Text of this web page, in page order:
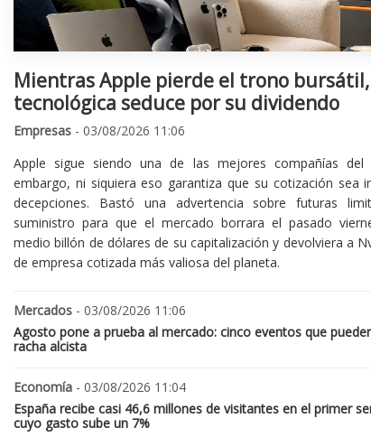
Mientras Apple pierde el trono
tecnológica seduce por su dividendo
Empresas - 03/08/2026 11:06
Apple sigue siendo una de las mejores compañías del
embargo, ni siquiera eso garantiza que su cotización sea
decepciones. Bastó una advertencia sobre futuras
suministro para que el mercado borrara el pasado
medio billón de dólares de su capitalización y devolviera a
de empresa cotizada más valiosa del planeta.
Mercados - 03/08/2026 11:06
Agosto pone a prueba al mercado: cinco eventos que
racha alcista
Economía - 03/08/2026 11:04
España recibe casi 46,6 millones de visitantes en el primer
cuyo gasto sube un 7%